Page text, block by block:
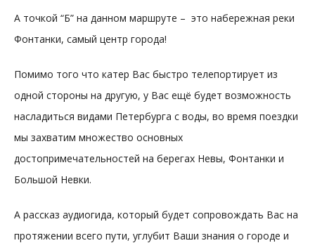
А точкой “Б” на данном маршруте – это набережная реки
Фонтанки, самый центр города!
Помимо того что катер Вас быстро телепортирует из
одной стороны на другую, у Вас ещё будет возможность
насладиться видами Петербурга с воды, во время поездки
мы захватим множество основных
достопримечательностей на берегах Невы, Фонтанки и
Большой Невки.
А рассказ аудиогида, который будет сопровождать Вас на
протяжении всего пути, углубит Ваши знания о городе и